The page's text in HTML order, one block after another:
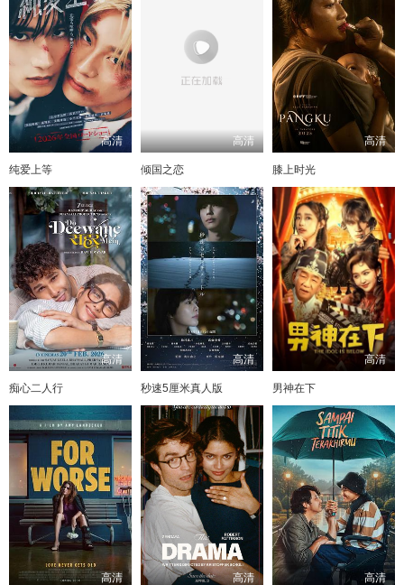
高清
纯爱上等
高清
倾国之恋
高清
膝上时光
高清
痴心二人行
高清
秒速5厘米真人版
高清
男神在下
高清 高清 高清